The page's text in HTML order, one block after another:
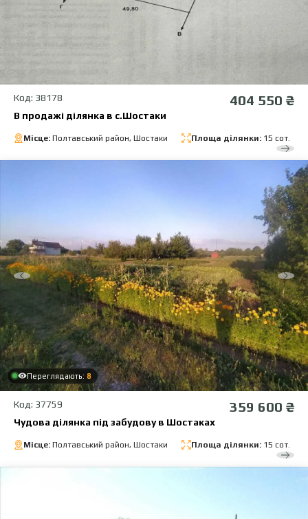
Код: 38178 404 550 ₴
В продажі ділянка в с.Шостаки
Місце: Полтавський район, Шостаки Площа ділянки: 15 сот.
Переглядають: 8
Код: 37759 359 600 ₴
Чудова ділянка під забудову в Шостаках
Місце: Полтавський район, Шостаки Площа ділянки: 15 сот.